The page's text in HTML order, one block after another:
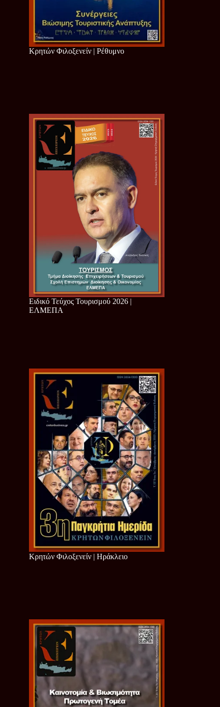
Κρητών Φιλοξενείν | Ρέθυμνο
Ειδικό Τεύχος Τουρισμού 2026 |
ΕΛΜΕΠΑ
Κρητών Φιλοξενείν | Ηράκλειο